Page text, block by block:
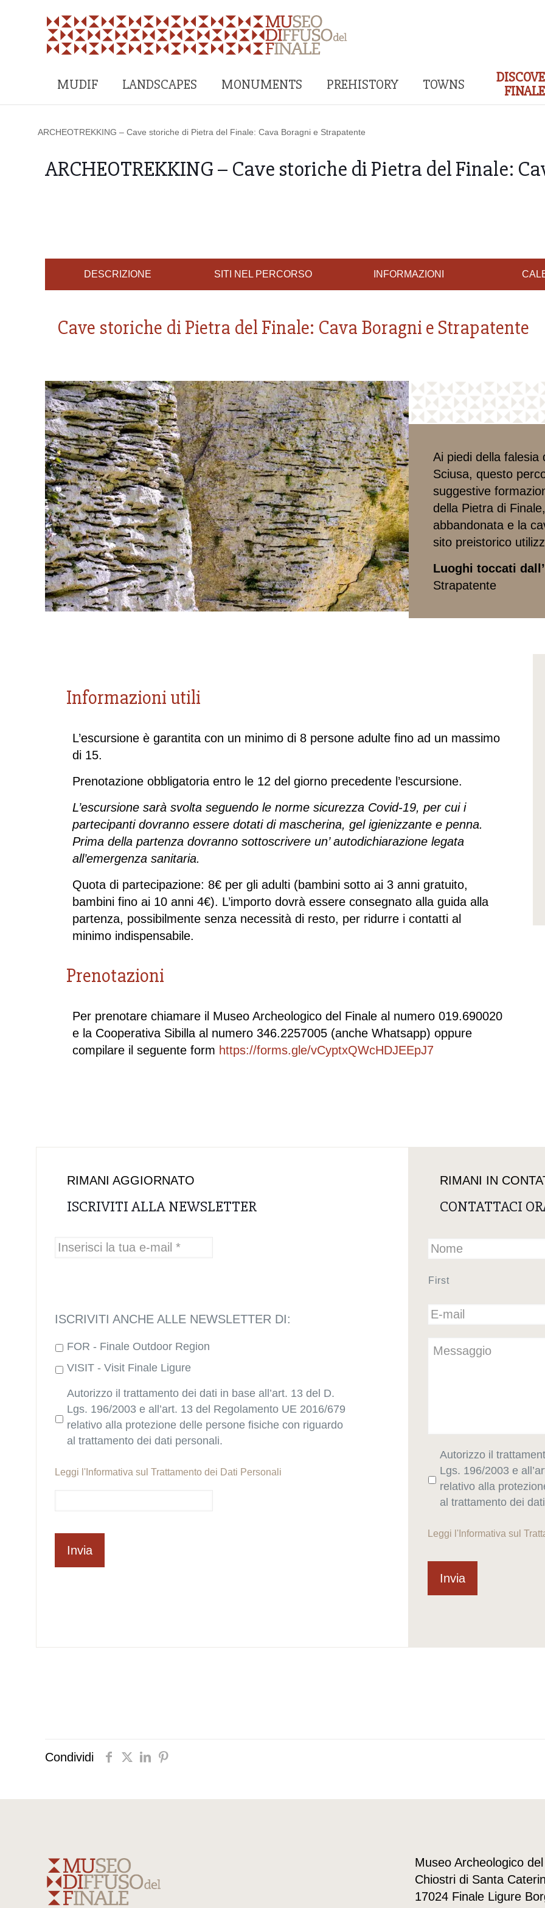
MUDIF LANDSCAPES MONUMENTS PREHISTORY TOWNS
FINALE
ARCHEOTREKKING – Cave storiche di Pietra del Finale: Cava Boragni e Strapatente
ARCHEOTREKKING – Cave storiche di Pietra del Finale:
DESCRIZIONE SITI NEL PERCORSO INFORMAZIONI
Cave storiche di Pietra del Finale: Cava Boragni e Strapatente
Ai piedi della falesia
Sciusa, questo
suggestive
della Pietra di
abbandonata e la
sito preistorico
Luoghi toccati
Strapatente
Informazioni utili
L’escursione è garantita con un minimo di 8 persone adulte fino ad un massimo
di 15.
Prenotazione obbligatoria entro le 12 del giorno precedente l’escursione.
L’escursione sarà svolta seguendo le norme sicurezza Covid-19, per cui i
partecipanti dovranno essere dotati di mascherina, gel igienizzante e penna.
Prima della partenza dovranno sottoscrivere un’ autodichiarazione legata
all’emergenza sanitaria.
Quota di partecipazione: 8€ per gli adulti (bambini sotto ai 3 anni gratuito,
bambini fino ai 10 anni 4€). L’importo dovrà essere consegnato alla guida alla
partenza, possibilmente senza necessità di resto, per ridurre i contatti al
minimo indispensabile.
Prenotazioni
Per prenotare chiamare il Museo Archeologico del Finale al numero 019.690020
e la Cooperativa Sibilla al numero 346.2257005 (anche Whatsapp) oppure
compilare il seguente form https://forms.gle/vCyptxQWcHDJEEpJ7
RIMANI AGGIORNATO
ISCRIVITI ALLA NEWSLETTER
ISCRIVITI ANCHE ALLE NEWSLETTER DI:
FOR - Finale Outdoor Region
VISIT - Visit Finale Ligure
Autorizzo il trattamento dei dati in base all’art. 13 del D.
Lgs. 196/2003 e all’art. 13 del Regolamento UE 2016/679
relativo alla protezione delle persone fisiche con riguardo
al trattamento dei dati personali.
Leggi l' Informativa sul Trattamento dei Dati Personali
RIMANI IN
CONTATTACI
First
Autorizzo il
Lgs. 196/2003 e
relativo alla
al trattamento dei
Leggi l'Informativa sul
Condividi
Museo Archeologico
Chiostri di Santa
17024 Finale Ligure